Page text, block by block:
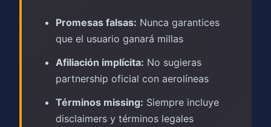
Promesas falsas: Nunca garantices
que el usuario ganará millas
Afiliación implícita: No sugieras
partnership oficial con aerolíneas
Términos missing: Siempre incluye
disclaimers y términos legales